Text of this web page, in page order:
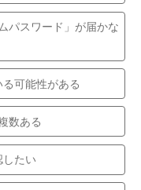
パスワード」が届かな
可能性がある
数ある
したい